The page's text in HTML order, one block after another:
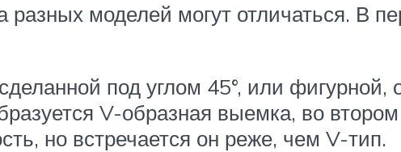
моделей могут отличаться. В
под углом 45°, или фигурной,
V-образная выемка, во
но встречается он реже, чем V-тип.